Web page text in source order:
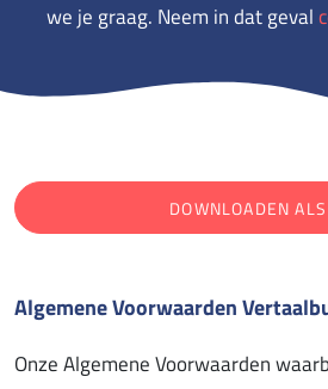
we je graag. Neem in dat geval
DOWNLOADEN
Algemene Voorwaarden
Onze Algemene Voorwaarden